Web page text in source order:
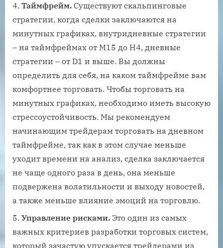
Таймфрейм. Существуют скальпинговые
стратегии, когда сделки заключаются на
минутных графиках, внутридневные стратегии
– на таймфреймах от M15 до H4, дневные
стратегии – от D1 и выше. Вы должны
определить для себя, на каком таймфрейме вам
комфортнее торговать. Чтобы торговать на
минутных графиках, необходимо иметь высокую
стрессоустойчивость. Мы рекомендуем
начинающим трейдерам торговать на дневном
таймфрейме, так как в этом случае меньше
уходит времени на анализ, сделка заключается
не чаще одного раза в день, она меньше
подвержена волатильности и выходу новостей,
а также меньше влияние эмоций на торговлю.
Управление рисками. Это один из самых
важных критериев разработки торговых систем,
который зачастую упускается трейдерами из